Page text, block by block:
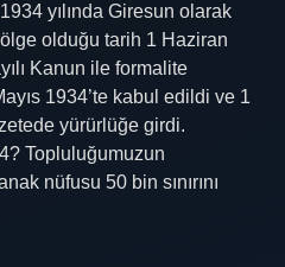
yılında Giresun olarak
olduğu tarih 1 Haziran
Kanun ile formalite
1934’te kabul edildi ve 1
yürürlüğe girdi.
Topluluğumuzun
nüfusu 50 bin sınırını